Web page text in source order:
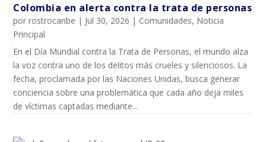
Colombia en alerta contra la trata de personas
porrostrocaribe | Jul 30, 2026 | Comunidades, Noticia
Principal
En el Día Mundial contra la Trata de Personas, el mundo alza
la voz contra uno de los delitos más crueles y silenciosos. La
fecha, proclamada por las Naciones Unidas, busca generar
conciencia sobre una problemática que cada año deja miles
de víctimas captadas mediante...